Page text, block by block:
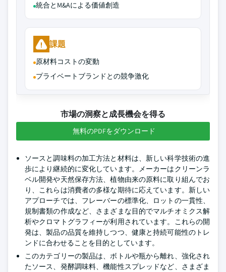
統合とM&Aによる価値創造
課題
原材料コストの変動
プライベートブランドとの競争激化
市場の洞察と成長機会を得る
無料のPDFをダウンロード
ソースと調味料の加工方法と材料は、新しい科学技術の進
歩により継続的に変化しています。メーカーはクリーンラ
ベル開発や天然保存方法、植物由来の原料に取り組んでお
り、これらは消費者の多様な期待に応えています。新しい
アプローチでは、フレーバーの標準化、ロットの一貫性、
規制書類の作成など、さまざまな目的でマルチオミクス解
析やクロマトグラフィーが利用されています。これらの開
発は、製品の品質を維持しつつ、健康と持続可能性のトレ
ンドに合わせることを目的としています。
このカテゴリーの製品は、ボトルや瓶から離れ、強化され
たソース、発酵調味料、機能性スプレッドなど、さまざま